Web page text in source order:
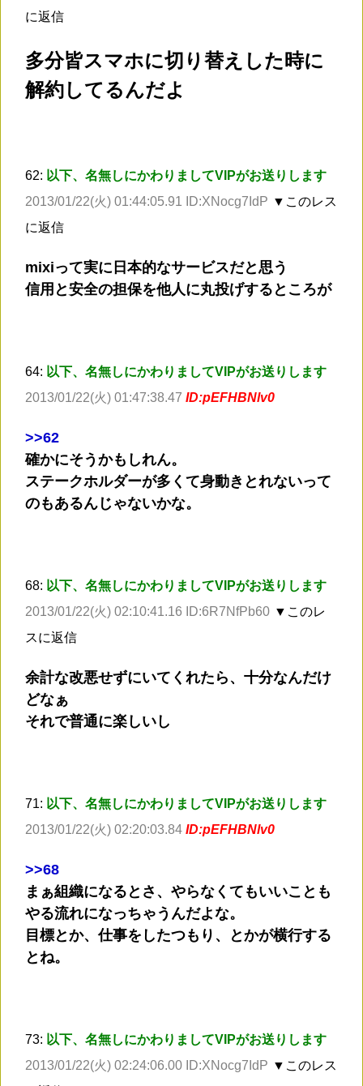
に返信
多分皆スマホに切り替えした時に
解約してるんだよ
62: 以下、名無しにかわりましてVIPがお送りします
2013/01/22(火) 01:44:05.91 ID:XNocg7IdP ▼このレス
に返信
mixiって実に日本的なサービスだと思う
信用と安全の担保を他人に丸投げするところが
64: 以下、名無しにかわりましてVIPがお送りします
2013/01/22(火) 01:47:38.47 ID:pEFHBNlv0
>>62
確かにそうかもしれん。
ステークホルダーが多くて身動きとれないって
のもあるんじゃないかな。
68: 以下、名無しにかわりましてVIPがお送りします
2013/01/22(火) 02:10:41.16 ID:6R7NfPb60 ▼このレ
スに返信
余計な改悪せずにいてくれたら、十分なんだけ
どなぁ
それで普通に楽しいし
71: 以下、名無しにかわりましてVIPがお送りします
2013/01/22(火) 02:20:03.84 ID:pEFHBNlv0
>>68
まぁ組織になるとさ、やらなくてもいいことも
やる流れになっちゃうんだよな。
目標とか、仕事をしたつもり、とかが横行する
とね。
73: 以下、名無しにかわりましてVIPがお送りします
2013/01/22(火) 02:24:06.00 ID:XNocg7IdP ▼このレス